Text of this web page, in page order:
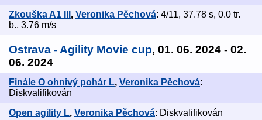
Zkouška A1 III , Veronika Pěchová: 4/11, 37.78 s, 0.0 tr.
b., 3.76 m/s
Ostrava - Agility Movie cup, 01. 06. 2024 - 02.
06. 2024
Finále O ohnivý pohár L, Veronika Pěchová:
Diskvalifikován
Open agility L, Veronika Pěchová: Diskvalifikován